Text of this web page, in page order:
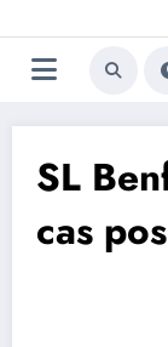
au
contenu
SL
cas